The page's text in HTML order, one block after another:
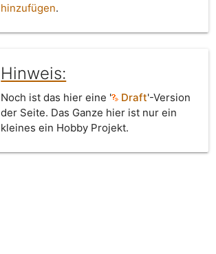
hinzufügen.
Hinweis:
Noch ist das hier eine ' Draft'-Version
der Seite. Das Ganze hier ist nur ein
kleines ein Hobby Projekt.